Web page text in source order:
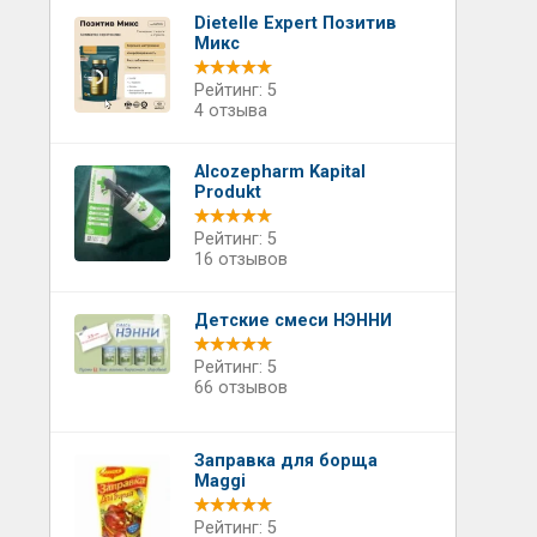
Dietelle Expert Позитив
Микс
Рейтинг: 5
4 отзыва
Alcozepharm Kapital
Produkt
Рейтинг: 5
16 отзывов
Детские смеси НЭННИ
Рейтинг: 5
66 отзывов
Заправка для борща
Maggi
Рейтинг: 5